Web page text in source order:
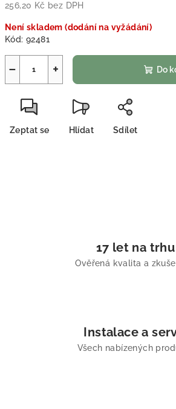
256,20 Kč bez DPH
Není skladem (dodání na vyžádání)
Kód: 92481
+
− Do
Zeptat se Hlídat Sdílet
17 let na trhu
Ověřená kvalita a
Instalace a
Všech nabízených